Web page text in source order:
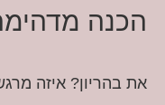
הכנה
את בהריון? איזה